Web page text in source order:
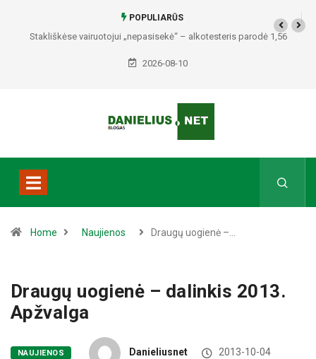
POPULIARŪS
„nepasisekė“ – alkotesteris parodė 1,56
Po audros Puvočiuose
2026-08-10
Home Naujienos Draugų uogienė –…
Draugų uogienė – dalinkis 2013.
Apžvalga
NAUJIENOS Danieliusnet 2013-10-04